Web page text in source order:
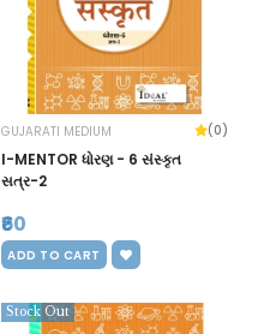
GUJARATI MEDIUM (0)
I-MENTOR ધોરણ - 6 સંસ્કૃત
સત્ર-2
₹60
ADD TO CART
Stock Out